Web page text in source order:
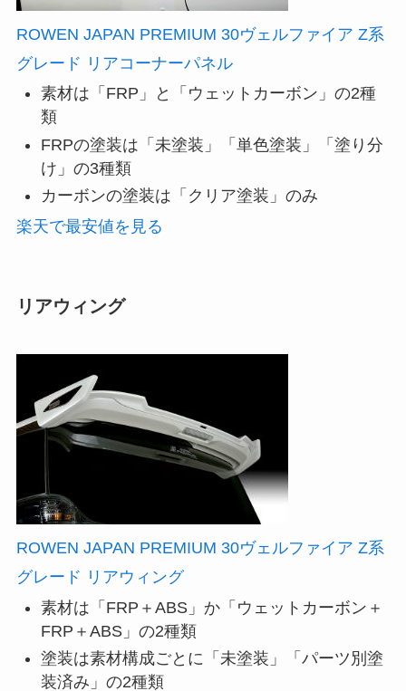
ROWEN JAPAN PREMIUM 30ヴェルファイア Z系
グレード リアコーナーパネル
素材は「FRP」と「ウェットカーボン」の2種
類
FRPの塗装は「未塗装」「単色塗装」「塗り分
け」の3種類
カーボンの塗装は「クリア塗装」のみ
楽天で最安値を見る
リアウィング
ROWEN JAPAN PREMIUM 30ヴェルファイア Z系
グレード リアウィング
素材は「FRP＋ABS」か「ウェットカーボン＋
FRP＋ABS」の2種類
塗装は素材構成ごとに「未塗装」「パーツ別塗
装済み」の2種類